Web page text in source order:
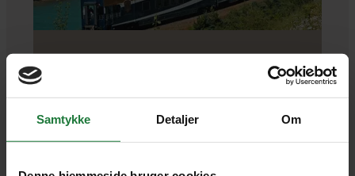
Samtykke Detaljer Om
Udforsk verdens skønne landskaber og
nogle af de mest vidunderlige ture, som du